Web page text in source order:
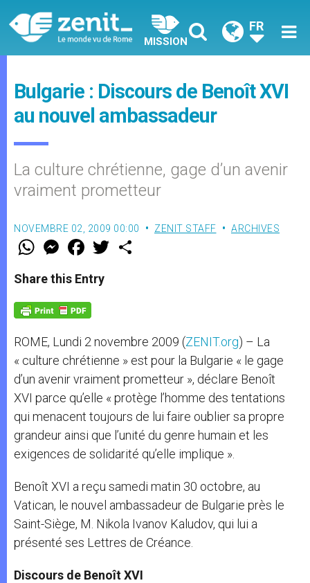
MISSION
FR
Bulgarie : Discours de Benoît XVI
au nouvel ambassadeur
La culture chrétienne, gage d’un avenir
vraiment prometteur
NOVEMBRE 02, 2009 00:00 ZENIT STAFF ARCHIVES
W
t
s
p
p
M
e
s
e
g
e
F
a
e
b
o
k
w
Share this Entry
ROME, Lundi 2 novembre 2009 (ZENIT.org) – La
« culture chrétienne » est pour la Bulgarie « le gage
d’un avenir vraiment prometteur », déclare Benoît
XVI parce qu’elle « protège l’homme des tentations
qui menacent toujours de lui faire oublier sa propre
grandeur ainsi que l’unité du genre humain et les
exigences de solidarité qu’elle implique ».
Benoît XVI a reçu samedi matin 30 octobre, au
Vatican, le nouvel ambassadeur de Bulgarie près le
Saint-Siège, M. Nikola Ivanov Kaludov, qui lui a
présenté ses Lettres de Créance.
Discours de Benoît XVI